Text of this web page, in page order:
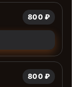
800 ₽
800 ₽